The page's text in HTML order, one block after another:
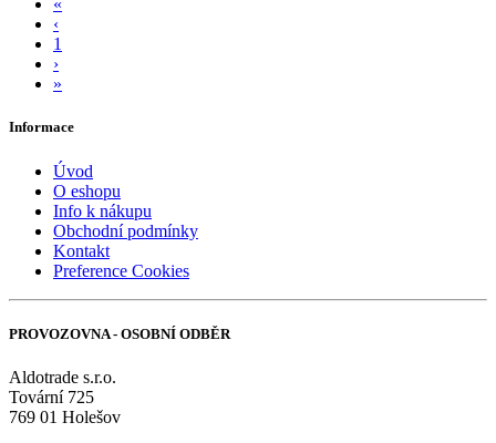
«
‹
1
›
»
Informace
Úvod
O eshopu
Info k nákupu
Obchodní podmínky
Kontakt
Preference Cookies
PROVOZOVNA - OSOBNÍ ODBĚR
Aldotrade s.r.o.
Tovární 725
769 01 Holešov